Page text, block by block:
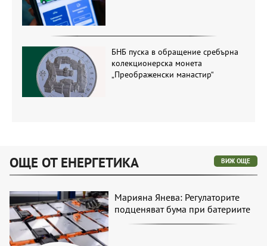
БНБ пуска в обращение сребърна
колекционерска монета
„Преображенски манастир“
ОЩЕ ОТ ЕНЕРГЕТИКА ВИЖ ОЩЕ
Марияна Янева: Регулаторите
подценяват бума при батериите